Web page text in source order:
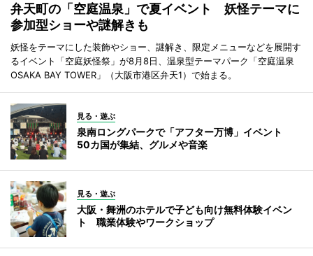
弁天町の「空庭温泉」で夏イベント 妖怪テーマに
参加型ショーや謎解きも
妖怪をテーマにした装飾やショー、謎解き、限定メニューなどを展開す
るイベント「空庭妖怪祭」が8月8日、温泉型テーマパーク「空庭温泉
OSAKA BAY TOWER」（大阪市港区弁天1）で始まる。
見る・遊ぶ
泉南ロングパークで「アフター万博」イベント
50カ国が集結、グルメや音楽
見る・遊ぶ
大阪・舞洲のホテルで子ども向け無料体験イベン
ト 職業体験やワークショップ